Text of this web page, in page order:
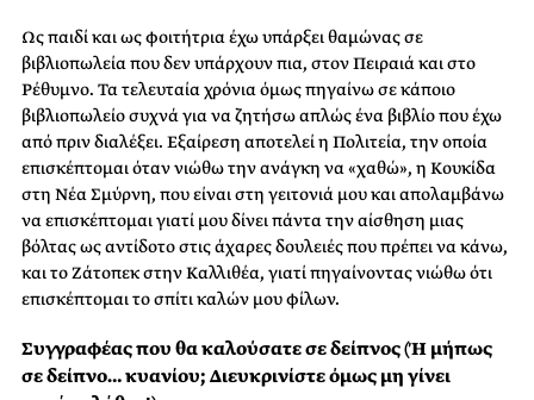
Ως παιδί και ως φοιτήτρια έχω υπάρξει θαμώνας σε
βιβλιοπωλεία που δεν υπάρχουν πια, στον Πειραιά και στο
Ρέθυμνο. Τα τελευταία χρόνια όμως πηγαίνω σε κάποιο
βιβλιοπωλείο συχνά για να ζητήσω απλώς ένα βιβλίο που έχω
από πριν διαλέξει. Εξαίρεση αποτελεί η Πολιτεία, την οποία
επισκέπτομαι όταν νιώθω την ανάγκη να «χαθώ», η Κουκίδα
στη Νέα Σμύρνη, που είναι στη γειτονιά μου και απολαμβάνω
να επισκέπτομαι γιατί μου δίνει πάντα την αίσθηση μιας
βόλτας ως αντίδοτο στις άχαρες δουλειές που πρέπει να κάνω,
και το Ζάτοπεκ στην Καλλιθέα, γιατί πηγαίνοντας νιώθω ότι
επισκέπτομαι το σπίτι καλών μου φίλων.
Συγγραφέας που θα καλούσατε σε δείπνος (Ή μήπως
σε δείπνο… κυανίου; Διευκρινίστε όμως μη γίνει